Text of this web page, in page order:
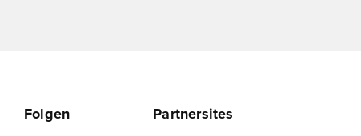
Folgen Partnersites